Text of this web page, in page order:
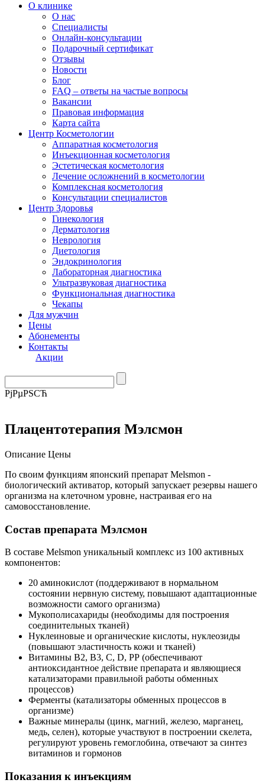
О клинике
О нас
Специалисты
Онлайн-консультации
Подарочный сертификат
Отзывы
Новости
Блог
FAQ – ответы на частые вопросы
Вакансии
Правовая информация
Карта сайта
Центр Косметологии
Аппаратная косметология
Инъекционная косметология
Эстетическая косметология
Лечение осложнений в косметологии
Комплексная косметология
Консультации специалистов
Центр Здоровья
Гинекология
Дерматология
Неврология
Диетология
Эндокринология
Лабораторная диагностика
Ультразвуковая диагностика
Функциональная диагностика
Чекапы
Для мужчин
Цены
Абонементы
Контакты
Акции
РјРµРЅСЋ
Плацентотерапия Мэлсмон
Описание Цены
По своим функциям японский препарат Melsmon -
биологический активатор, который запускает резервы нашего
организма на клеточном уровне, настраивая его на
самовосстановление.
Состав препарата Мэлсмон
В составе Melsmon уникальный комплекс из 100 активных
компонентов:
20 аминокислот (поддерживают в нормальном
состоянии нервную систему, повышают адаптационные
возможности самого организма)
Мукополисахариды (необходимы для построения
соединительных тканей)
Нуклеиновые и органические кислоты, нуклеозиды
(повышают эластичность кожи и тканей)
Витамины В2, В3, С, D, РР (обеспечивают
антиоксидантное действие препарата и являющиеся
катализаторами правильной работы обменных
процессов)
Ферменты (катализаторы обменных процессов в
организме)
Важные минералы (цинк, магний, железо, марганец,
медь, селен), которые участвуют в построении скелета,
регулируют уровень гемоглобина, отвечают за синтез
витаминов и гормонов
Показания к инъекциям